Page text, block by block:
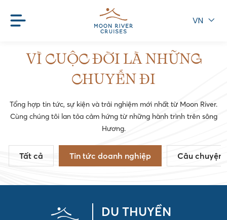
VN
VÌ CUỘC ĐỜI LÀ NHỮNG
CHUYẾN ĐI
Tổng hợp tin tức, sự kiện và trải nghiệm mới nhất từ Moon River.
Cùng chúng tôi lan tỏa cảm hứng từ những hành trình trên sông
Hương.
Tất cả Tin tức doanh nghiệp Câu chuyện
DU THUYỀN